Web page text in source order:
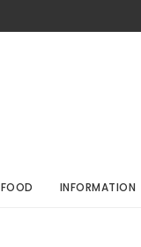
FOOD INFORMATION